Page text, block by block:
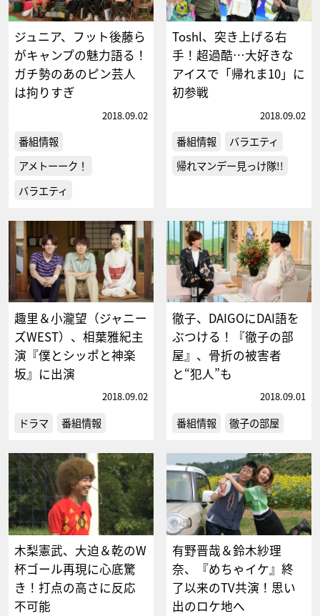
ジュニア、フット後藤ら
がキャンプの魅力語る！
ガチ勢のあのピン芸人
は拘りすぎ
2018.09.02
番組情報
アメトーーク！
バラエティ
Toshl、突き上げる右
手！超過酷…大好きな
アイスで「帰れま10」に
初参戦
2018.09.02
番組情報
バラエティ
帰れマンデー見っけ隊!!
趣里＆小瀧望（ジャニー
ズWEST）、相葉雅紀主
演『僕とシッポと神楽
坂』に出演
2018.09.02
ドラマ 番組情報
徹子、DAIGOにDAI語を
ぶつける！『徹子の部
屋』、骨折の被害者
と“犯人”も
2018.09.01
番組情報 徹子の部屋
木梨憲武、大迫＆乾のW
杯ゴール再現に心底驚
き！打点の高さに反応
不可能
有野晋哉＆鈴木紗理
奈、『めちゃイケ』終
了以来のTV共演！思い
出のロケ地へ